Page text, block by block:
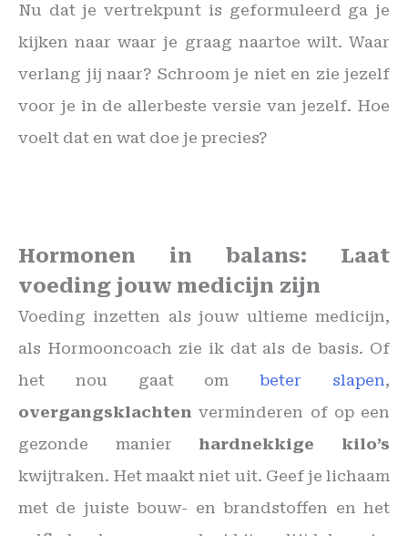
Nu dat je vertrekpunt is geformuleerd ga je
kijken naar waar je graag naartoe wilt. Waar
verlang jij naar? Schroom je niet en zie jezelf
voor je in de allerbeste versie van jezelf. Hoe
voelt dat en wat doe je precies?
Hormonen in balans: Laat
voeding jouw medicijn zijn
Voeding inzetten als jouw ultieme medicijn,
als Hormooncoach zie ik dat als de basis. Of
het nou gaat ombeter slapen,
overgangsklachten verminderen of op een
gezonde manier hardnekkige
kilo’s
kwijtraken. Het maakt niet uit. Geef je lichaam
met de juiste bouw- en brandstoffen en het